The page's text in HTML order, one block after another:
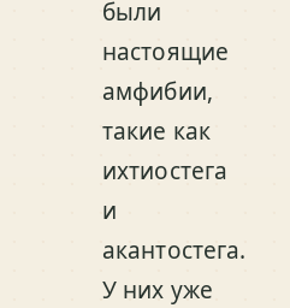
были
настоящие
амфибии,
такие как
ихтиостега
и
акантостега.
У них уже